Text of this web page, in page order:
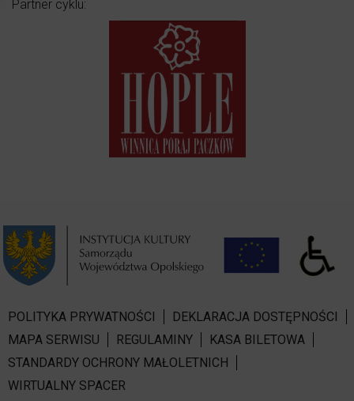
Partner cyklu:
POLITYKA PRYWATNOŚCI
DEKLARACJA DOSTĘPNOŚCI
MAPA SERWISU
REGULAMINY
KASA BILETOWA
STANDARDY OCHRONY MAŁOLETNICH
WIRTUALNY SPACER